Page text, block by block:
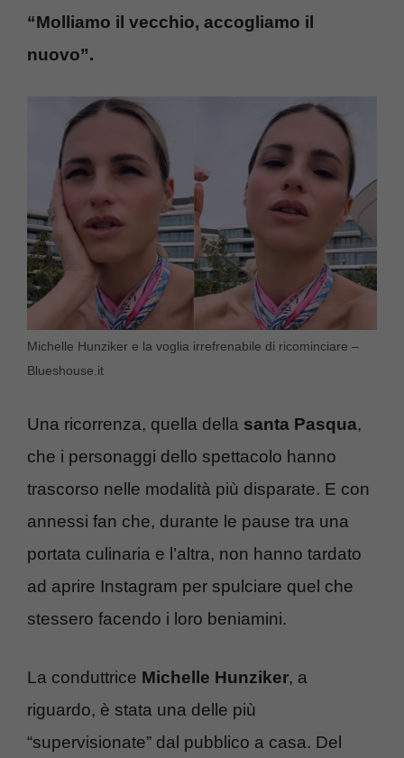
“Molliamo il vecchio, accogliamo il
nuovo”.
Michelle Hunziker e la voglia irrefrenabile di ricominciare –
Blueshouse.it
Una ricorrenza, quella della santa Pasqua,
che i personaggi dello spettacolo hanno
trascorso nelle modalità più disparate. E con
annessi fan che, durante le pause tra una
portata culinaria e l’altra, non hanno tardato
ad aprire Instagram per spulciare quel che
stessero facendo i loro beniamini.
La conduttrice Michelle Hunziker, a
riguardo, è stata una delle più
“supervisionate” dal pubblico a casa. Del